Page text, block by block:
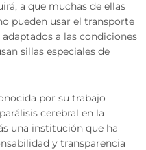
a que muchas de ellas
pueden usar el transporte
a las condiciones
sillas especiales de
por su trabajo
cerebral en la
una institución que ha
y transparencia